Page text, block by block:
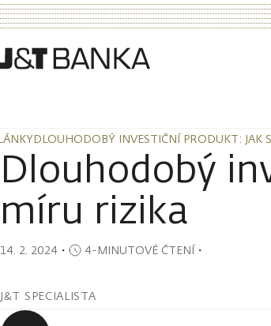
DLOUHODOBÝ INVESTIČNÍ PRODUKT: JAK
Dlouhodobý
míru rizika
14. 2. 2024 ・ 4-MINUTOVÉ ČTENÍ・
J&T SPECIALISTA